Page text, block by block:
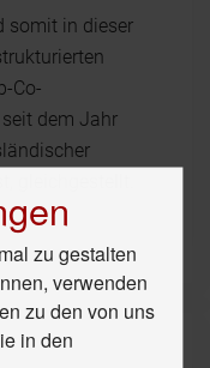
somit in dieser
Co-
dem Jahr
zu gestalten
verwenden
zu den von uns
in den